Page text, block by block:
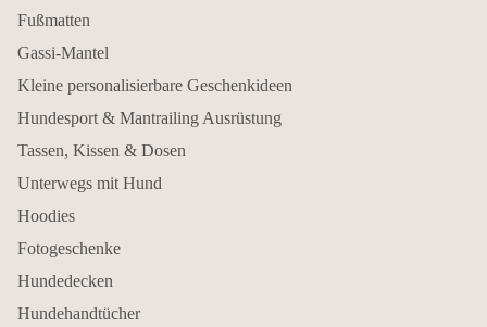
Fußmatten
Gassi-Mantel
Kleine personalisierbare Geschenkideen
Hundesport & Mantrailing Ausrüstung
Tassen, Kissen & Dosen
Unterwegs mit Hund
Hoodies
Fotogeschenke
Hundedecken
Hundehandtücher